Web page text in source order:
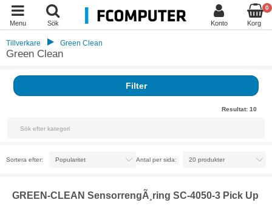
Menu Sök Konto
0
Korg
Tillverkare Green Clean
Green Clean
Filter
Resultat: 10
Sortera efter: Antal per sida:
GREEN-CLEAN SensorrengÃ¸ring SC-4050-3 Pick Up